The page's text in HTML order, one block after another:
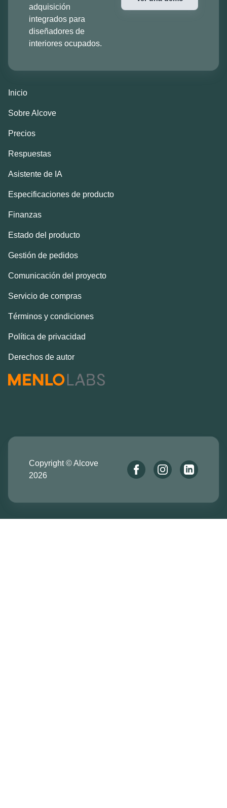
adquisición
integrados para
diseñadores de
interiores ocupados.
Inicio
Sobre Alcove
Precios
Respuestas
Asistente de IA
Especificaciones de producto
Finanzas
Estado del producto
Gestión de pedidos
Comunicación del proyecto
Servicio de compras
Términos y condiciones
Política de privacidad
Derechos de autor
Copyright © Alcove
2026